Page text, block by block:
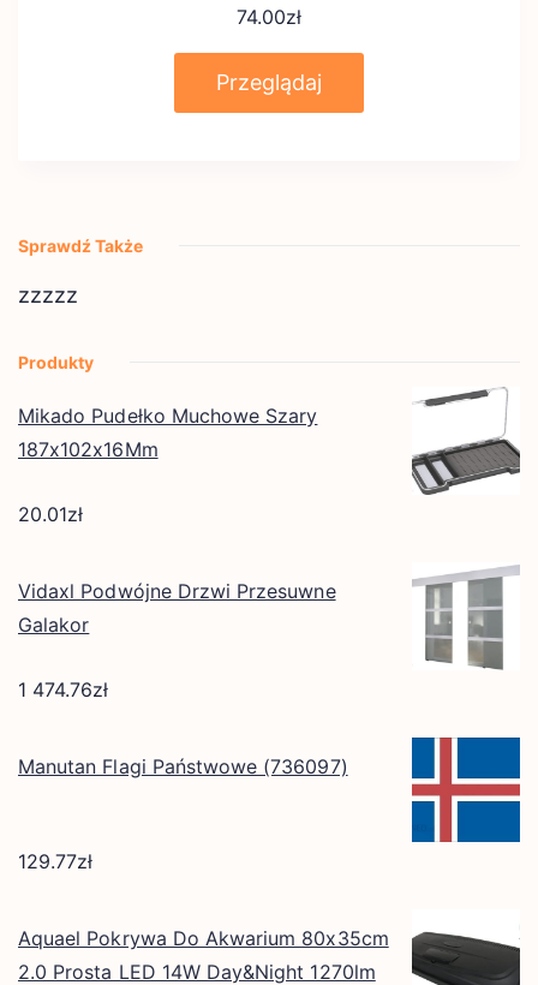
74.00zł
Przeglądaj
Sprawdź Także
zzzzz
Produkty
Mikado Pudełko Muchowe Szary
187x102x16Mm
20.01zł
Vidaxl Podwójne Drzwi Przesuwne
Galakor
1 474.76zł
Manutan Flagi Państwowe (736097)
129.77zł
Aquael Pokrywa Do Akwarium 80x35cm
2.0 Prosta LED 14W Day&Night 1270lm